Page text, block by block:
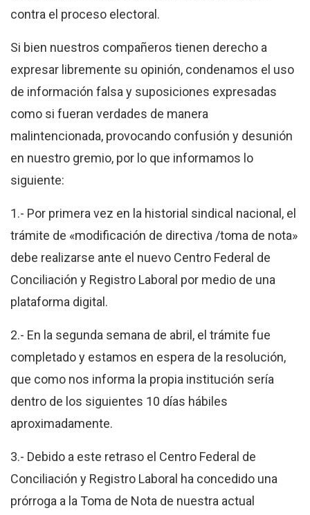
contra el proceso electoral.
Si bien nuestros compañeros tienen derecho a
expresar libremente su opinión, condenamos el uso
de información falsa y suposiciones expresadas
como si fueran verdades de manera
malintencionada, provocando confusión y desunión
en nuestro gremio, por lo que informamos lo
siguiente:
1.- Por primera vez en la historial sindical nacional, el
trámite de «modificación de directiva /toma de nota»
debe realizarse ante el nuevo Centro Federal de
Conciliación y Registro Laboral por medio de una
plataforma digital.
2.- En la segunda semana de abril, el trámite fue
completado y estamos en espera de la resolución,
que como nos informa la propia institución sería
dentro de los siguientes 10 días hábiles
aproximadamente.
3.- Debido a este retraso el Centro Federal de
Conciliación y Registro Laboral ha concedido una
prórroga a la Toma de Nota de nuestra actual